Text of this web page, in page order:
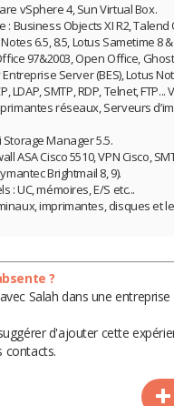
vSphere 4, Sun Virtual Box.
: Business Objects XI R2,
6.5, 8.5, Lotus Sametime 8
97&2003, Open Office,
Server (BES), Lotus
LDAP, SMTP, RDP, Telnet,
réseaux, Serveurs
Manager 5.5.
ASA Cisco 5510, VPN Cisco,
Brightmail 8, 9).
: UC, mémoires, E/S etc...
imprimantes, disques et
?
Salah dans une
d'ajouter cette
contacts.